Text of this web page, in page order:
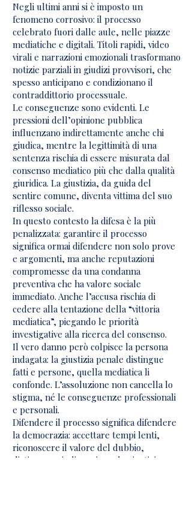
Negli ultimi anni si è imposto un
fenomeno corrosivo: il processo
celebrato fuori dalle aule, nelle piazze
mediatiche e digitali. Titoli rapidi, video
virali e narrazioni emozionali trasformano
notizie parziali in giudizi provvisori, che
spesso anticipano e condizionano il
contraddittorio processuale.
Le conseguenze sono evidenti. Le
pressioni dell’opinione pubblica
influenzano indirettamente anche chi
giudica, mentre la legittimità di una
sentenza rischia di essere misurata dal
consenso mediatico più che dalla qualità
giuridica. La giustizia, da guida del
sentire comune, diventa vittima del suo
riflesso sociale.
In questo contesto la difesa è la più
penalizzata: garantire il processo
significa ormai difendere non solo prove
e argomenti, ma anche reputazioni
compromesse da una condanna
preventiva che ha valore sociale
immediato. Anche l’accusa rischia di
cedere alla tentazione della “vittoria
mediatica”, piegando le priorità
investigative alla ricerca del consenso.
Il vero danno però colpisce la persona
indagata: la giustizia penale distingue
fatti e persone, quella mediatica li
confonde. L’assoluzione non cancella lo
stigma, né le conseguenze professionali
e personali.
Difendere il processo significa difendere
la democrazia: accettare tempi lenti,
riconoscere il valore del dubbio,
distinguere indignazione da giustizia.